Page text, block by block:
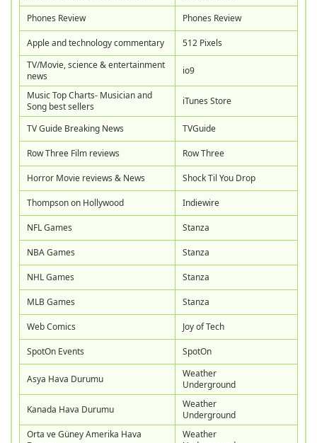
Phones Review Phones Review
Apple and technology commentary
512 Pixels
TV/Movie, science & entertainment
news
io9
Music Top Charts- Musician and
Song best sellers
iTunes Store
TV Guide Breaking News TVGuide
Row Three Film reviews Row Three
Horror Movie reviews & News Shock Til You Drop
Thompson on Hollywood Indiewire
NFL Games Stanza
NBA Games Stanza
NHL Games Stanza
MLB Games Stanza
Web Comics Joy of Tech
SpotOn Events SpotOn
Asya Hava Durumu
Weather
Underground
Kanada Hava Durumu
Weather
Underground
Orta ve Güney Amerika Hava
Weather